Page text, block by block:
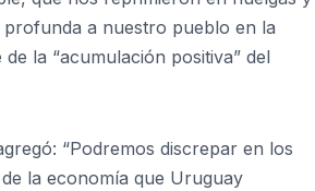
a nuestro pueblo en la
la “acumulación positiva” del
“Podremos discrepar en los
la economía que Uruguay